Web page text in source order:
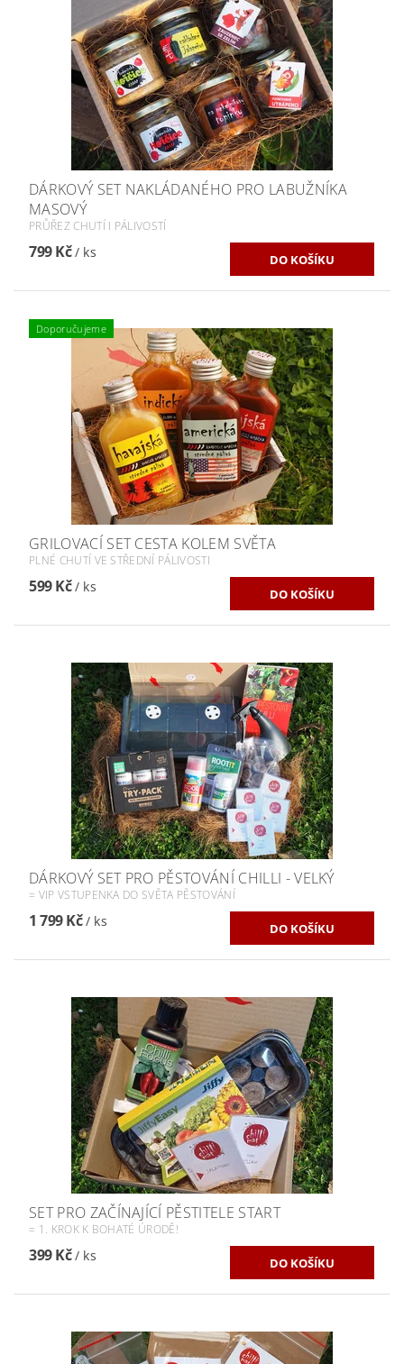
DÁRKOVÝ SET NAKLÁDANÉHO PRO LABUŽNÍKA
MASOVÝ
PRŮŘEZ CHUTÍ I PÁLIVOSTÍ
799 Kč/ ks
Doporučujeme
GRILOVACÍ SET CESTA KOLEM SVĚTA
PLNÉ CHUTÍ VE STŘEDNÍ PÁLIVOSTI
599 Kč/ ks
DÁRKOVÝ SET PRO PĚSTOVÁNÍ CHILLI - VELKÝ
= VIP VSTUPENKA DO SVĚTA PĚSTOVÁNÍ
1 799 Kč/ ks
SET PRO ZAČÍNAJÍCÍ PĚSTITELE START
= 1. KROK K BOHATÉ ÚRODĚ!
399 Kč/ ks